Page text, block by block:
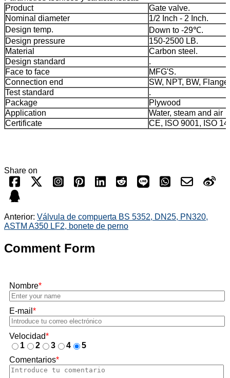
Product
Gate valve.
Nominal diameter
1/2 Inch - 2 Inch.
Design temp.
Down to -29℃.
Design pressure
150-2500 LB.
Material
Carbon steel.
Design standard
.
Face to face
MFG'S.
Connection end
SW, NPT, BW,
Test standard
.
Package
Plywood
Application
Water, steam and air
Certificate
CE, ISO 9001, ISO
Share on
Anterior: Válvula de compuerta BS 5352, DN25, PN320,
ASTM A350 LF2, bonete de perno
Comment Form
Nombre*
E-mail *
Velocidad*
1
2 3 4
5
Comentarios*